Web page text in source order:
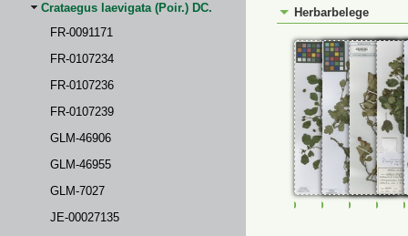
Crataegus laevigata (Poir.) DC.
FR-0091171
FR-0107234
FR-0107236
FR-0107239
GLM-46906
GLM-46955
GLM-7027
JE-00027135
Herbarbelege
FR-0091171FR-0107234
FR-